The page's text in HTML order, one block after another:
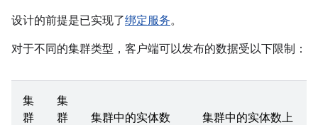
设计的前提是已实现了绑定服务。
对于不同的集群类型，客户端可以发布的数据受以下限制：
集
群
集
群
集群中的实体数
集群中的实体数上